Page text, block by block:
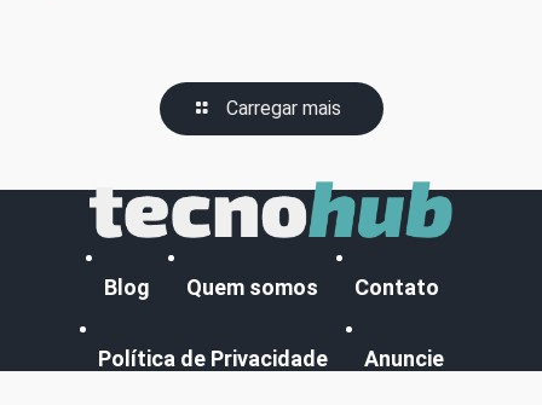
Carregar mais
Blog Quem somos Contato
Política de Privacidade Anuncie